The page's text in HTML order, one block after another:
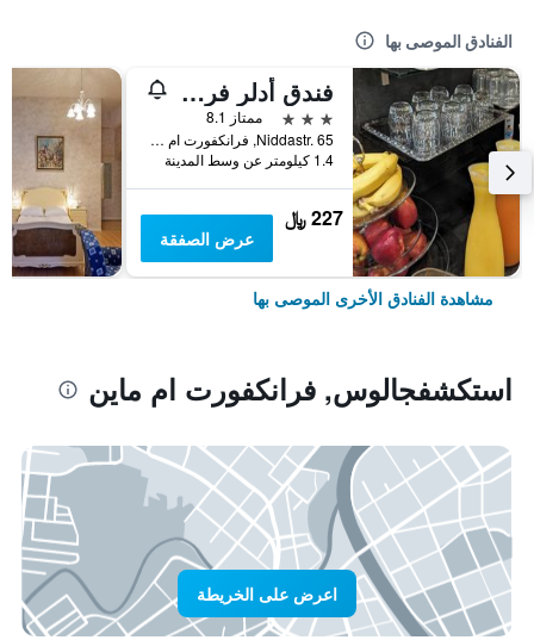
الفنادق الموصى بها
فندق أدلر فرانكفورت
3 نجوم
ممتاز 8.1
Niddastr. 65, فرانكفورت ام ماين, هسه, ألمانيا
1.4 كيلومتر عن وسط المدينة
227 ﷼
عرض الصفقة
مشاهدة الفنادق الأخرى الموصى بها
استكشفجالوس, فرانكفورت ام ماين
اعرض على الخريطة